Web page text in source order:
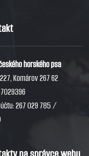
horského psa
Komárov 267 62
267 029 785 /